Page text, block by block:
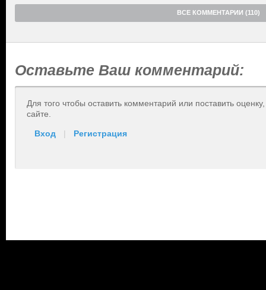
ВСЕ КОММЕНТАРИИ (110)
Оставьте Ваш комментарий:
Для того чтобы оставить комментарий или поставить
сайте.
Вход | Регистрация